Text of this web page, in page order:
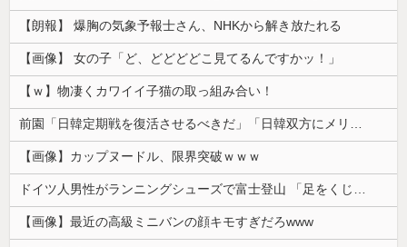
【朗報】 爆胸の気象予報士さん、NHKから解き放たれる
【画像】 女の子「ど、どどどどこ見てるんですかッ！」
【ｗ】物凄くカワイイ子猫の取っ組み合い！
【画像】カップヌードル、限界突破ｗｗｗ
【画像】最近の高級ミニバンの顔キモすぎだろwww